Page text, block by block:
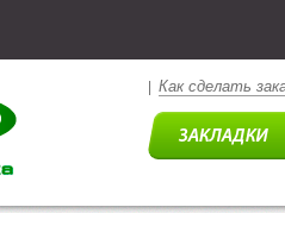
Как сделать